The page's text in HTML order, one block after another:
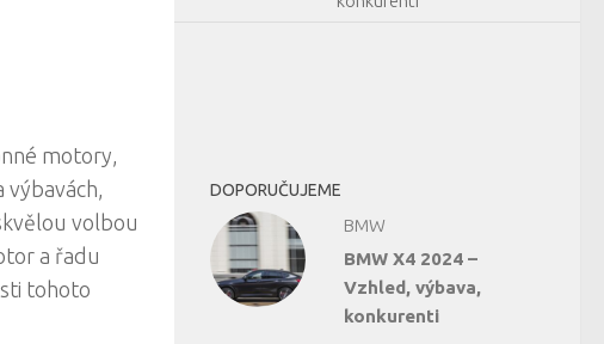
motory,
volbou
a řadu
tohoto
DOPORUČUJEME
BMW
BMW X4 2024 –
Vzhled, výbava,
konkurenti